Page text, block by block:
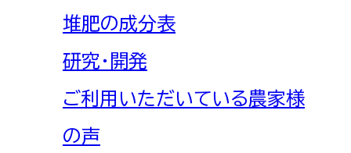
堆肥の成分表
研究・開発
ご利用いただいている農家様
の声